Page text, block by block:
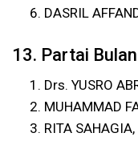
DASRIL
13. Partai
Drs. YUSRO
MUHAMMAD
RITA SAHAGIA,